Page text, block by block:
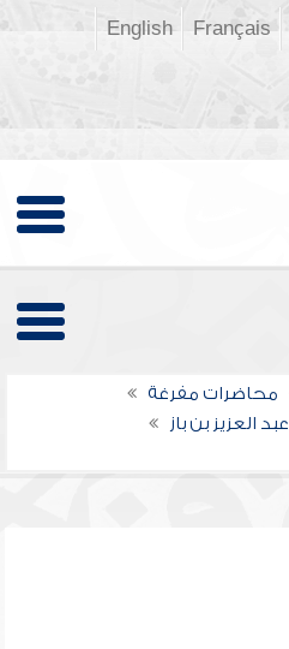
Français
English
محاضرات مفرغة
عبد العزيز بن باز